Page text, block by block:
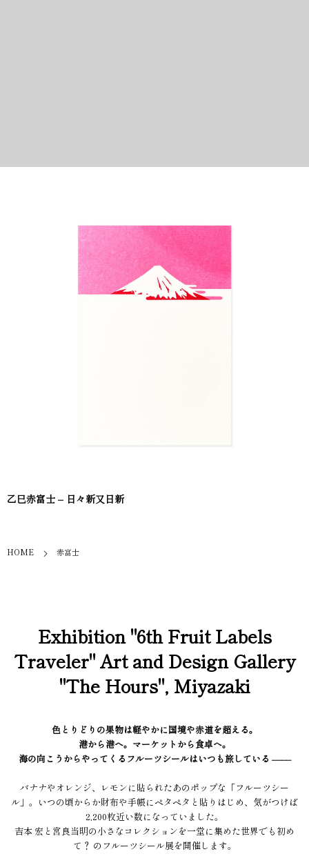
乙巳赤富士 – 日々新又日新
HOME 赤富士
Exhibition "6th Fruit Labels
Traveler" Art and Design Gallery
"The Hours", Miyazaki
色とりどりの果物は軽やかに国境や赤道を超える。
港から港へ。マーケットから食卓へ。
海の向こうからやってくるフルーツシールはいつも旅している ––––
バナナやオレンジ、レモンに貼られたあのポップな「フルーツシー
ル」。いつの頃からか財布や手帳にペタペタと貼りはじめ、気がつけば
2,200枚近い数になっていました。
吉本 宏と宮良当明の小さなコレクションを一堂に集めた世界でも初め
て？ のフルーツシール展を開催します。